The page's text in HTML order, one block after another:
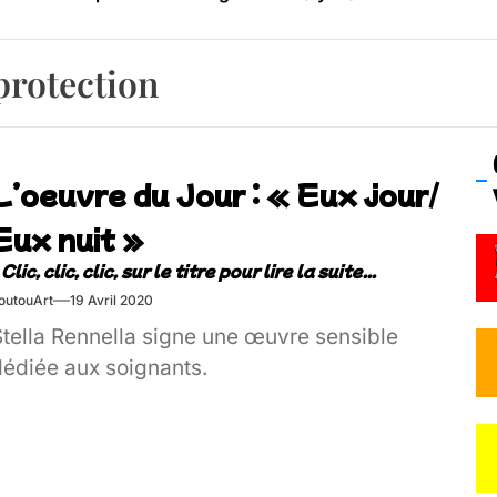
Festival – Samedi 18 juillet (Vaulx-en-Velin)
du Jour : « Eux jour/
nuit »
19 Avril 2020
Rennella signe une œuvre sensible
aux soignants.